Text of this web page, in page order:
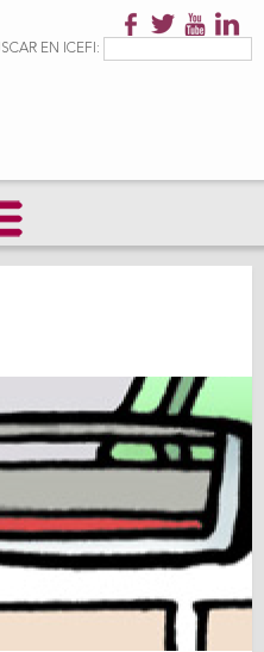
de
EN ICEFI: